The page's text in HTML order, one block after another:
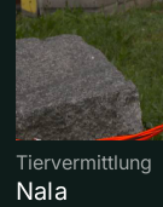
Tiervermittlung
Nala